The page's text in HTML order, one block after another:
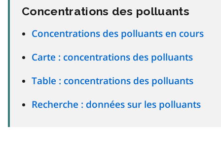
Concentrations des polluants
Concentrations des polluants en cours
Carte : concentrations des polluants
Table : concentrations des polluants
Recherche : données sur les polluants